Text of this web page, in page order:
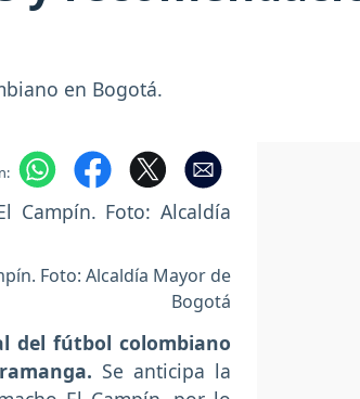
en Bogotá.
Foto: Alcaldía Mayor de
Bogotá
del fútbol colombiano
Se anticipa la